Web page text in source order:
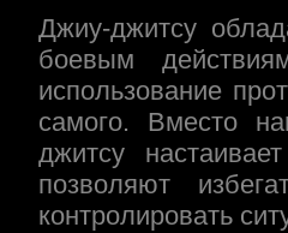
Джиу-джитсу
боевым
использование
самого. Вместо
джитсу
позволяют
контролировать